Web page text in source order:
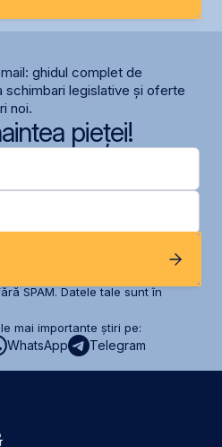
ghidul complet de
legislative și oferte
noi.
pieței!
SPAM. Datele tale sunt în
mai importante știri pe:
WhatsApp Telegram